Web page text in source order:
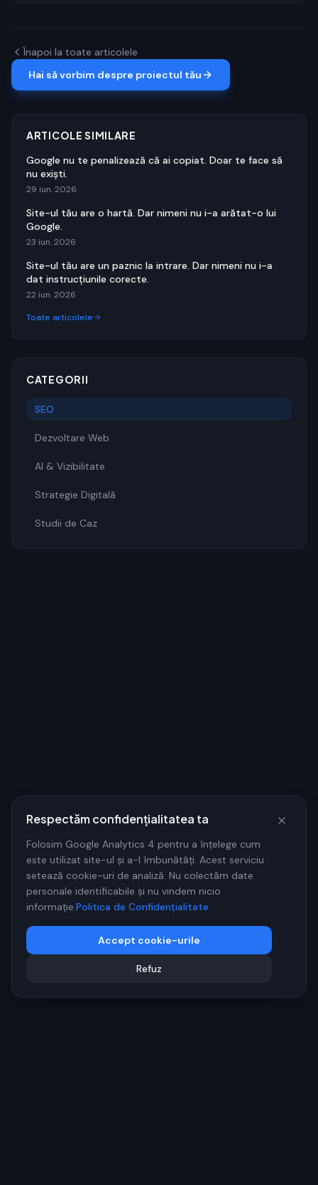
Înapoi la toate articolele
Hai să vorbim despre proiectul tău
ARTICOLE SIMILARE
Google nu te penalizează că ai copiat. Doar te face să
nu exiști.
29 iun. 2026
Site-ul tău are o hartă. Dar nimeni nu i-a arătat-o lui
Google.
23 iun. 2026
Site-ul tău are un paznic la intrare. Dar nimeni nu i-a
dat instrucțiunile corecte.
22 iun. 2026
Toate articolele
CATEGORII
SEO
Dezvoltare Web
AI & Vizibilitate
Strategie Digitală
Studii de Caz
Respectăm confidențialitatea ta
Folosim Google Analytics 4 pentru a înțelege cum
este utilizat site-ul și a-l îmbunătăți. Acest serviciu
setează cookie-uri de analiză. Nu colectăm date
personale identificabile și nu vindem nicio
informație.Politica de Confidențialitate
Accept cookie-urile
Refuz